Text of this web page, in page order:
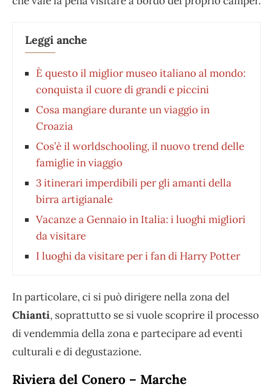
Leggi anche
È questo il miglior museo italiano al mondo:
conquista il cuore di grandi e piccini
Cosa mangiare durante un viaggio in
Croazia
Cos’è il worldschooling, il nuovo trend delle
famiglie in viaggio
3 itinerari imperdibili per gli amanti della
birra artigianale
Vacanze a Gennaio in Italia: i luoghi migliori
da visitare
I luoghi da visitare per i fan di Harry Potter
In particolare, ci si può dirigere nella zona del
Chianti, soprattutto se si vuole scoprire il processo
di vendemmia della zona e partecipare ad eventi
culturali e di degustazione.
Riviera del Conero – Marche